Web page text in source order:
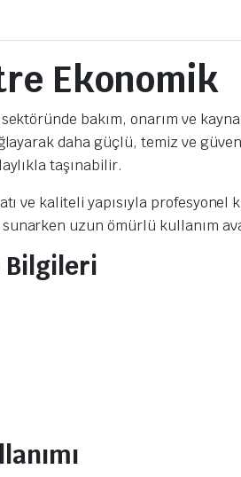
Ekonomik
bakım, onarım ve
daha güçlü, temiz ve
taşınabilir.
ve kaliteli yapısıyla
uzun ömürlü kullanım
Bilgileri